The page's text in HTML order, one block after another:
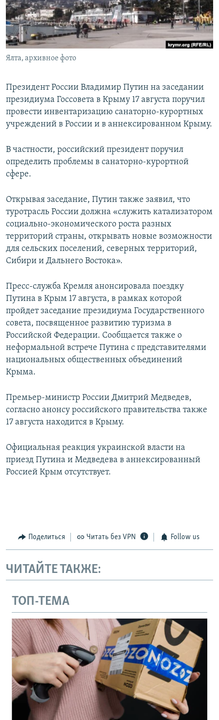
ПОБЕДИТЕЛЕЙ НЕ СУДЯТ?
КРЫМ.НЕПОКОРЕННЫЙ
ELIFBE
УКРАИНСКАЯ ПРОБЛЕМА КРЫМА
ПРИСОЕДИНЯЙТЕСЬ!
Ялта, архивное фото
Президент России Владимир Путин на заседании
президиума Госсовета в Крыму 17 августа поручил
провести инвентаризацию санаторно-курортных
учреждений в России и в аннексированном Крыму.
В частности, российский президент поручил
определить проблемы в санаторно-курортной
сфере.
Открывая заседание, Путин также заявил, что
туротрасль России должна «служить катализатором
социально-экономического роста разных
территорий страны, открывать новые возможности
для сельских поселений, северных территорий,
Сибири и Дальнего Востока».
Пресс-служба Кремля анонсировала поездку
Путина в Крым 17 августа, в рамках которой
пройдет заседание президиума Государственного
совета, посвященное развитию туризма в
Российской Федерации. Сообщается также о
неформальной встрече Путина с представителями
национальных общественных объединений
Крыма.
Премьер-министр России Дмитрий Медведев,
согласно анонсу российского правительства также
17 августа находится в Крыму.
Официальная реакция украинской власти на
приезд Путина и Медведева в аннексированный
Россией Крым отсутствует.
Поделиться Читать без VPN Follow us
ЧИТАЙТЕ ТАКЖЕ:
ТОП-ТЕМА